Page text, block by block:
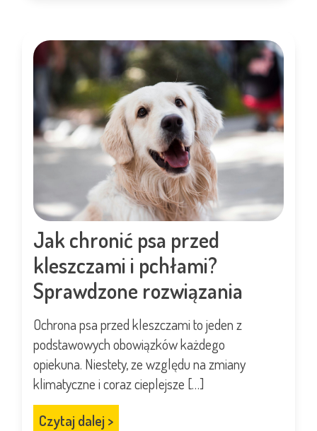
Jak chronić psa przed
kleszczami i pchłami?
Sprawdzone rozwiązania
Ochrona psa przed kleszczami to jeden z
podstawowych obowiązków każdego
opiekuna. Niestety, ze względu na zmiany
klimatyczne i coraz cieplejsze […]
Czytaj dalej >